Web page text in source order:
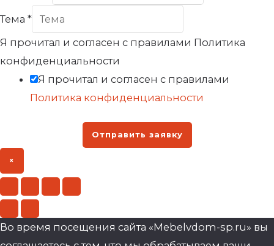
Тема *
Я прочитал и согласен с правилами Политика
конфиденциальности
Я прочитал и согласен с правилами
Политика конфиденциальности
Отправить заявку
×
Во время посещения сайта «Mebelvdom-sp.ru» вы